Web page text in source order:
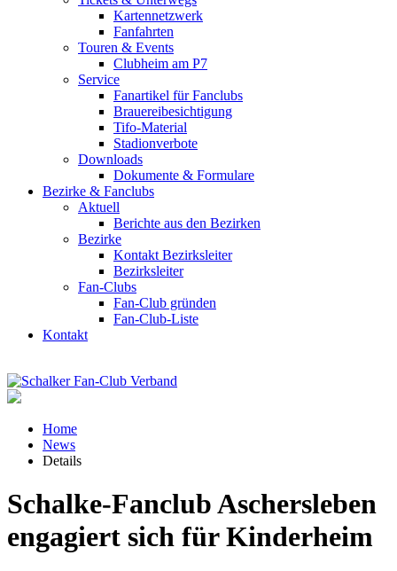
Kartennetzwerk
Fanfahrten
Touren & Events
Clubheim am P7
Service
Fanartikel für Fanclubs
Brauereibesichtigung
Tifo-Material
Stadionverbote
Downloads
Dokumente & Formulare
Bezirke & Fanclubs
Aktuell
Berichte aus den Bezirken
Bezirke
Kontakt Bezirksleiter
Bezirksleiter
Fan-Clubs
Fan-Club gründen
Fan-Club-Liste
Kontakt
Home
News
Details
Schalke-Fanclub Aschersleben
engagiert sich für Kinderheim